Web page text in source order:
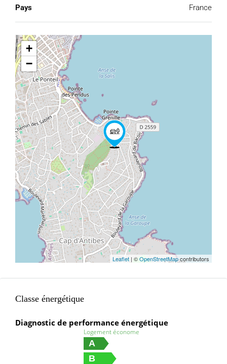
Pays France
+
−
Leaflet | ©OpenStreetMapcontributors
Classe énergétique
Diagnostic de performance énergétique
Logement économe
A
B